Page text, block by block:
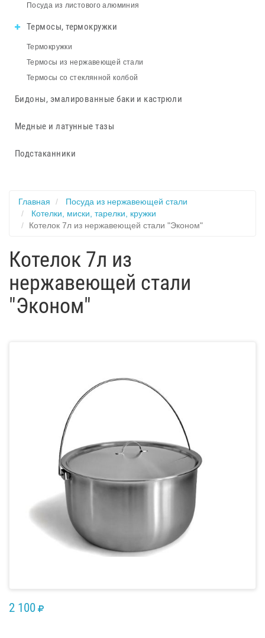
Посуда из листового алюминия
Термосы, термокружки
Термокружки
Термосы из нержавеющей стали
Термосы со стеклянной колбой
Бидоны, эмалированные баки и кастрюли
Медные и латунные тазы
Подстаканники
Главная
Посуда из нержавеющей стали
Котелки, миски, тарелки, кружки
Котелок 7л из нержавеющей стали "Эконом"
Котелок 7л из
нержавеющей стали
"Эконом"
2 100 RUB